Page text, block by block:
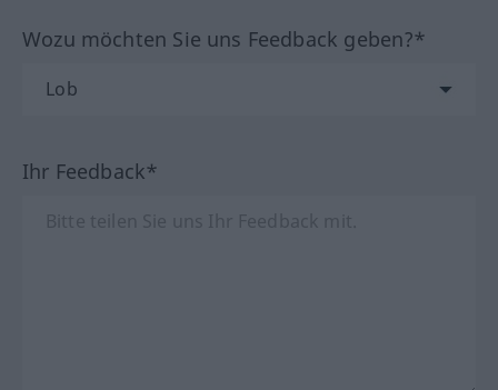
Wozu möchten Sie uns Feedback geben?*
Ihr Feedback*